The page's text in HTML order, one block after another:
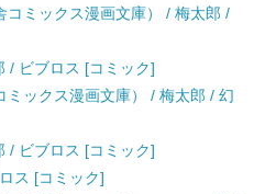
コミックス漫画文庫） / 梅太郎 /
/ ビブロス [コミック]
ックス漫画文庫） / 梅太郎 / 幻
/ ビブロス [コミック]
ス [コミック]